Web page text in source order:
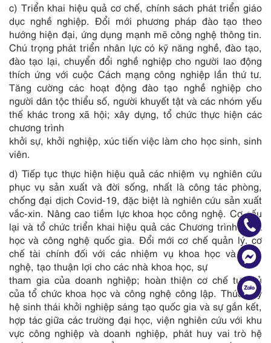
c) Triển khai hiệu quả cơ chế, chính sách phát triển giáo
dục nghề nghiệp. Đổi mới phương pháp đào tạo theo
hướng hiện đại, ứng dụng mạnh mẽ công nghệ thông tin.
Chú trọng phát triển nhân lực có kỹ năng nghề, đào tạo,
đào tạo lại, chuyển đổi nghề nghiệp cho người lao động
thích ứng với cuộc Cách mạng công nghiệp lần thứ tư.
Tăng cường các hoạt động đào tạo nghề nghiệp cho
người dân tộc thiểu số, người khuyết tật và các nhóm yếu
thế khác trong xã hội; xây dựng, tổ chức thực hiện các
chương trình
khởi sự, khởi nghiệp, xúc tiến việc làm cho học sinh, sinh
viên.
d) Tiếp tục thực hiện hiệu quả các nhiệm vụ nghiên cứu
phục vụ sản xuất và đời sống, nhất là công tác phòng,
chống đại dịch Covid-19, đặc biệt là nghiên cứu sản xuất
vắc-xin. Nâng cao tiềm lực khoa học công nghệ. Cơ cấu
lại và tổ chức triển khai hiệu quả các Chương trình khoa
học và công nghệ quốc gia. Đổi mới cơ chế quản lý, cơ
chế tài chính đối với các nhiệm vụ khoa học và công
nghệ, tạo thuận lợi cho các nhà khoa học, sự
tham gia của doanh nghiệp; hoàn thiện cơ chế tự chủ
của tổ chức khoa học và công nghệ công lập. Thúc đẩy
hệ sinh thái khởi nghiệp sáng tạo quốc gia và sự gắn kết,
hợp tác giữa các trường đại học, viện nghiên cứu với khu
vực công nghiệp và doanh nghiệp, phát huy vai trò hệ